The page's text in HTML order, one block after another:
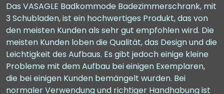
Das VASAGLE Badkommode Badezimmerschrank, mit
3 Schubladen, ist ein hochwertiges Produkt, das von
den meisten Kunden als sehr gut empfohlen wird. Die
meisten Kunden loben die Qualität, das Design und die
Leichtigkeit des Aufbaus. Es gibt jedoch einige kleine
Probleme mit dem Aufbau bei einigen Exemplaren,
die bei einigen Kunden bemängelt wurden. Bei
normaler Verwendung und richtiger Handhabung ist